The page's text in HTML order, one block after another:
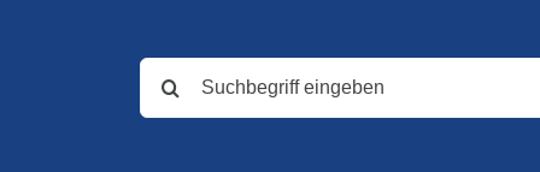
nach: